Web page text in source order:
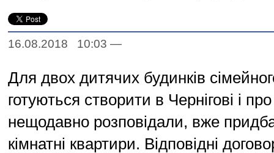
16.08.2018 10:03 —
Для двох дитячих будинків
готуються створити в Чернігові і
нещодавно розповідали, вже
кімнатні квартири. Відповідні